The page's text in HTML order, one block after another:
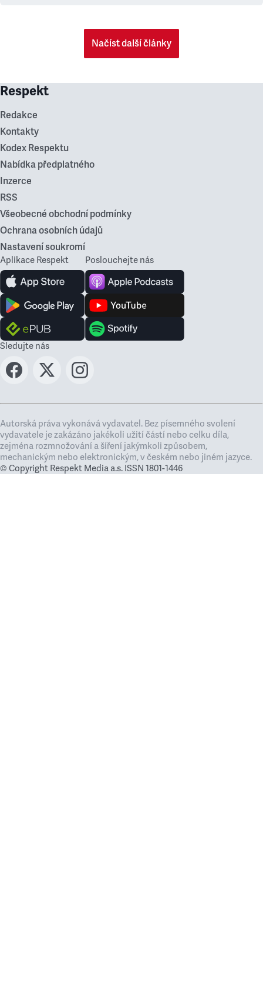
Načíst další články
Respekt
Redakce
Kontakty
Kodex Respektu
Nabídka předplatného
Inzerce
RSS
Všeobecné obchodní podmínky
Ochrana osobních údajů
Nastavení soukromí
Aplikace Respekt Poslouchejte nás
Sledujte nás
Autorská práva vykonává vydavatel. Bez písemného svolení
vydavatele je zakázáno jakékoli užití částí nebo celku díla,
zejména rozmnožování a šíření jakýmkoli způsobem,
mechanickým nebo elektronickým, v českém nebo jiném jazyce.
© Copyright Respekt Media a.s. ISSN 1801-1446